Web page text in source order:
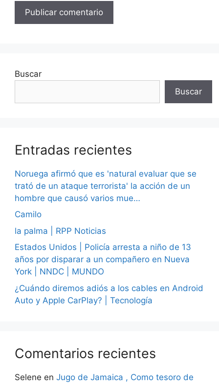
Buscar
Buscar
Entradas recientes
Noruega afirmó que es 'natural evaluar que se
trató de un ataque terrorista' la acción de un
hombre que causó varios mue…
Camilo
la palma | RPP Noticias
Estados Unidos | Policía arresta a niño de 13
años por disparar a un compañero en Nueva
York | NNDC | MUNDO
¿Cuándo diremos adiós a los cables en Android
Auto y Apple CarPlay? | Tecnología
Comentarios recientes
Selene en Jugo de Jamaica , Como tesoro de